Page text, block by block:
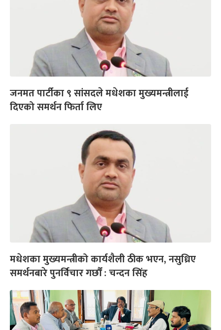
जनमत पार्टीका ९ सांसदले मधेशका मुख्यमन्त्रीलाई
दिएको समर्थन फिर्ता लिए
मधेशका मुख्यमन्त्रीको कार्यशैली ठीक भएन, नसुध्रिए
समर्थनबारे पुनर्विचार गर्छौं : चन्दन सिंह